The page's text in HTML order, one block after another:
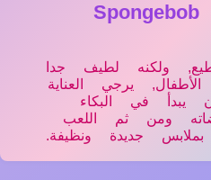
ولكنه لطيف جدا
يرجي العناية
يبدأ في البكاء
ومن ثم اللعب
جديدة ونظيفة.